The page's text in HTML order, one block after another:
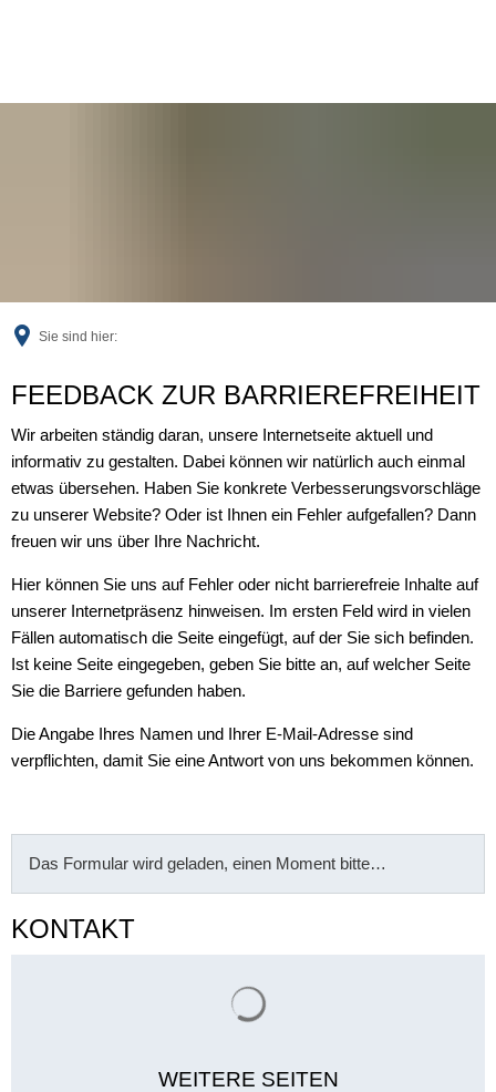
Sie sind hier:
Feedback
FEEDBACK ZUR BARRIEREFREIHEIT
Wir arbeiten ständig daran, unsere Internetseite aktuell und
informativ zu gestalten. Dabei können wir natürlich auch einmal
etwas übersehen. Haben Sie konkrete Verbesserungsvorschläge
zu unserer Website? Oder ist Ihnen ein Fehler aufgefallen? Dann
freuen wir uns über Ihre Nachricht.
Hier können Sie uns auf Fehler oder nicht barrierefreie Inhalte auf
unserer Internetpräsenz hinweisen. Im ersten Feld wird in vielen
Fällen automatisch die Seite eingefügt, auf der Sie sich befinden.
Ist keine Seite eingegeben, geben Sie bitte an, auf welcher Seite
Sie die Barriere gefunden haben.
Die Angabe Ihres Namen und Ihrer E-Mail-Adresse sind
verpflichten, damit Sie eine Antwort von uns bekommen können.
Das Formular wird geladen, einen Moment bitte…
KONTAKT
WEITERE SEITEN